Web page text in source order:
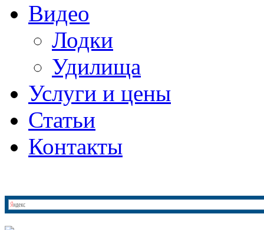
Видео
Лодки
Удилища
Услуги и цены
Статьи
Контакты